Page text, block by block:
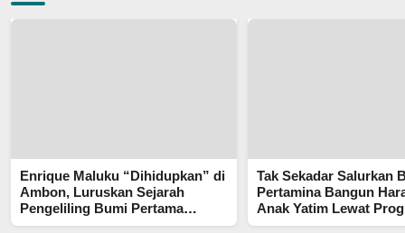
Enrique Maluku “Dihidupkan” di
Ambon, Luruskan Sejarah
Pengeliling Bumi Pertama
Adalah Putra Nusantara
Tak Sekadar Salurkan
Pertamina Bangun
Anak Yatim Lewat
Pertamina Berkah